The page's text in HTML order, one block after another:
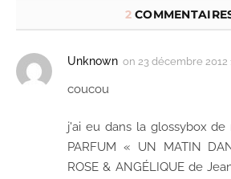
2
Unknown on 23 décembre 2012
coucou
j'ai eu dans la glossybox de
PARFUM « UN MATIN
ROSE & ANGÉLIQUE de